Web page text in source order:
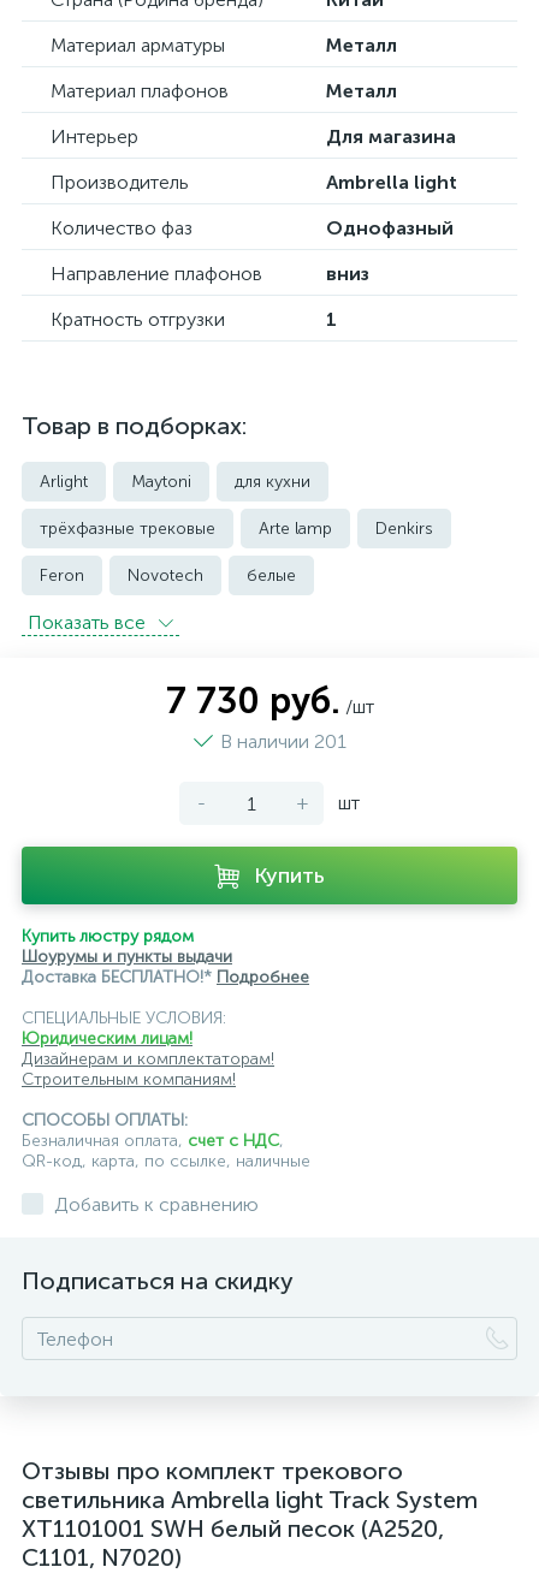
Материал арматуры
Металл
Материал плафонов
Металл
Интерьер
Для магазина
Производитель
Ambrella light
Количество фаз
Однофазный
Направление плафонов
вниз
Кратность отгрузки
1
Товар в подборках:
Arlight Maytoni для кухни
трёхфазные трековые Arte lamp Denkirs
Feron Novotech белые
встраиваемые трековые
модульные трековые подвесные трековые
светильники для модульной системы
черные ЭРА Crystal Lux Ambrella
Показать всe
7 730 руб. /шт
В наличии 201
- + шт
Купить
Купить люстру рядом
Шоурумы и пункты выдачи
Доставка БЕСПЛАТНО!* Подробнее
СПЕЦИАЛЬНЫЕ УСЛОВИЯ:
Юридическим лицам!
Дизайнерам и комплектаторам!
Строительным компаниям!
СПОСОБЫ ОПЛАТЫ:
Безналичная оплата, счет с НДС,
QR-код, карта, по ссылке, наличные
Добавить к сравнению
Подписаться на скидку
Отзывы про комплект трекового
светильника Ambrella light Track System
XT1101001 SWH белый песок (A2520,
C1101, N7020)